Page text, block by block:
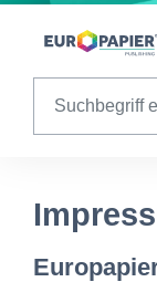
Table Of Content
Impressum